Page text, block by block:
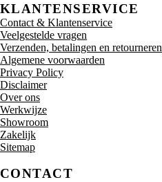
KLANTENSERVICE
Contact & Klantenservice
Veelgestelde vragen
Verzenden, betalingen en retourneren
Algemene voorwaarden
Privacy Policy
Disclaimer
Over ons
Werkwijze
Showroom
Zakelijk
Sitemap
CONTACT